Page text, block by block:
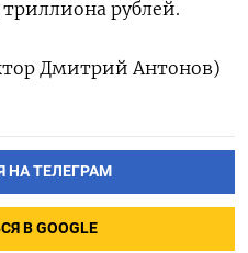
рублей.
Дмитрий Антонов)
НА ТЕЛЕГРАМ
В GOOGLE